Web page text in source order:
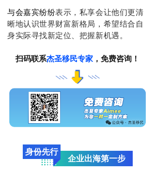
与会嘉宾纷纷表示，私享会让他们更清
晰地认识世界财富新格局，希望结合自
身实际寻找新定位、把握新机遇。
扫码联系杰圣移民专家 ，免费咨询！
身份先行
企业出海第一步